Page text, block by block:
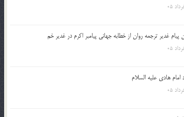
پیام غدیر ترجمه روان از خطابه جهانی پیامبر اکرم در غدیر خم
امام هادی علیه السلام